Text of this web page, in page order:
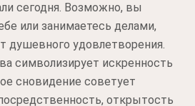
сегодня. Возможно, вы
или занимаетесь делами,
душевного удовлетворения.
символизирует искренность
сновидение советует
открытость